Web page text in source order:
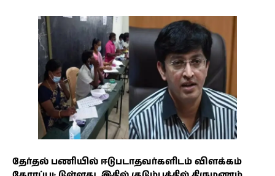
தேர்தல் பணியில் ஈடுபடாதவர்களிடம் விளக்கம்